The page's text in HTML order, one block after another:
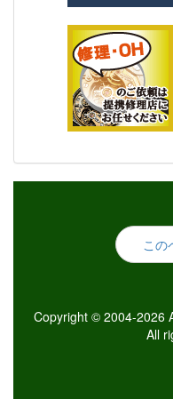
この
Copyright © 2004-2026
All